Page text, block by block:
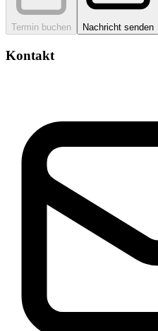
Termin buchen Nachricht senden
Kontakt